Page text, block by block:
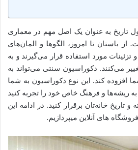
تاریخ به عنوان یک اصل مهم در معماری
باستان تا امروز، الگوها و المان‌های
مورد استفاده قرار می‌گیرند و به
می‌کنند. دکوراسیون سنتی می‌تواند به
افزوده کند. این نوع دکوراسیون به شما
ریشه‌ها و فرهنگ خاص خود را تجربه کنید
تاریخ خانه‌تان برقرار کنید. در ادامه این
های آنلاین میپردازیم.